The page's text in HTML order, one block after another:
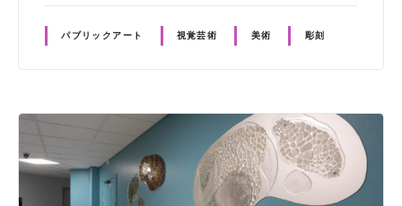
パブリックアート 視覚芸術 美術 彫刻